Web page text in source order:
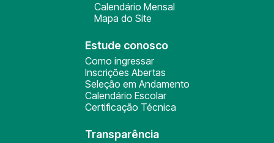
Calendário Mensal
Mapa do Site
Estude conosco
Como ingressar
Inscrições Abertas
Seleção em Andamento
Calendário Escolar
Certificação Técnica
Transparência